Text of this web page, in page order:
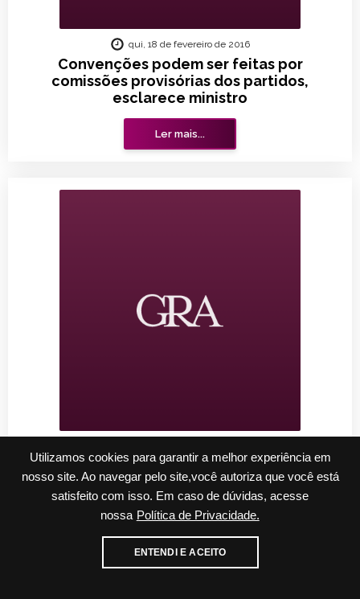
Utilizamos cookies para garantir a melhor experiência em
nosso site. Ao navegar pelo site,você autoriza que você está
satisfeito com isso. Em caso de dúvidas, acesse
nossa Política de Privacidade.
ENTENDI E ACEITO
Convenções podem ser feitas por
comissões provisórias dos partidos,
esclarece ministro
qui, 18 de fevereiro de 2016
Ler mais...
Disponibilizada minuta de resolução sobre
criação e funcionamento dos partidos
políticos
Ler mais...
Cadastre-se para receber nossos informativos
E-mail WhatsApp